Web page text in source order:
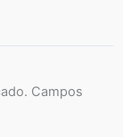
Campos